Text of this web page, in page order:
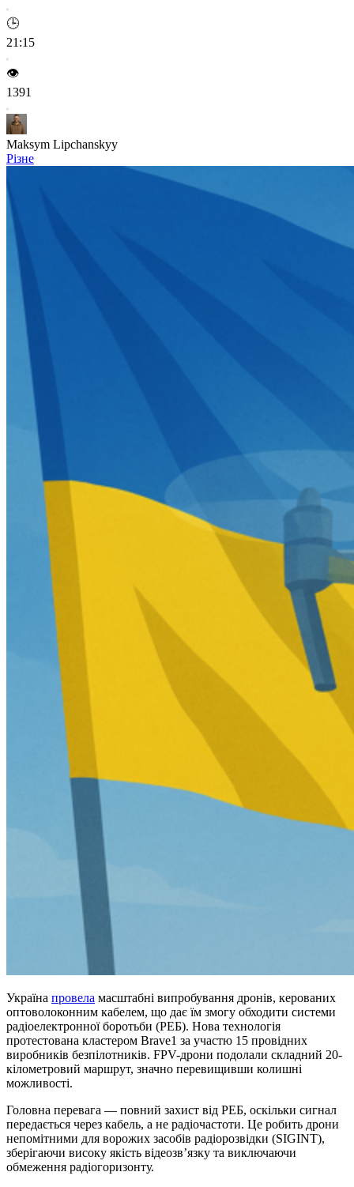
🕒
21:15
👁️
1391
Maksym Lipchanskyy
Різне
Україна провела масштабні випробування дронів, керованих
оптоволоконним кабелем, що дає їм змогу обходити системи
радіоелектронної боротьби (РЕБ). Нова технологія
протестована кластером Brave1 за участю 15 провідних
виробників безпілотників. FPV-дрони подолали складний 20-
кілометровий маршрут, значно перевищивши колишні
можливості.
Головна перевага — повний захист від РЕБ, оскільки сигнал
передається через кабель, а не радіочастоти. Це робить дрони
непомітними для ворожих засобів радіорозвідки (SIGINT),
зберігаючи високу якість відеозв’язку та виключаючи
обмеження радіогоризонту.